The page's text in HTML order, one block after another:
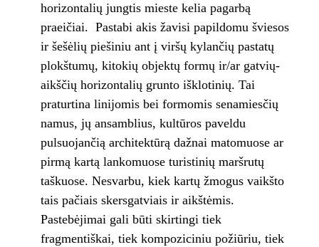
horizontalių jungtis mieste kelia pagarbą
praeičiai. Pastabi akis žavisi papildomu šviesos
ir šešėlių piešiniu ant į viršų kylančių pastatų
plokštumų, kitokių objektų formų ir/ar gatvių-
aikščių horizontalių grunto išklotinių. Tai
praturtina linijomis bei formomis senamiesčių
namus, jų ansamblius, kultūros paveldu
pulsuojančią architektūrą dažnai matomuose ar
pirmą kartą lankomuose turistinių maršrutų
taškuose. Nesvarbu, kiek kartų žmogus vaikšto
tais pačiais skersgatviais ir aikštėmis.
Pastebėjimai gali būti skirtingi tiek
fragmentiškai, tiek kompoziciniu požiūriu, tiek